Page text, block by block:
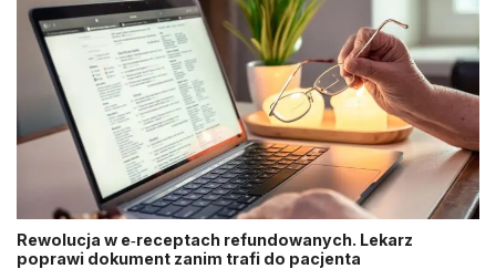
Rewolucja w e‑receptach refundowanych. Lekarz
poprawi dokument zanim trafi do pacjenta